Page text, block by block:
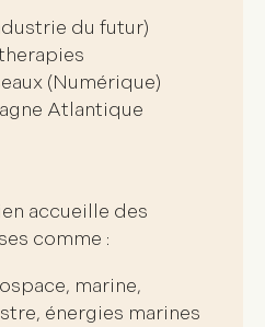
du futur)
(Numérique)
Atlantique
accueille des
comme :
marine,
énergies marines